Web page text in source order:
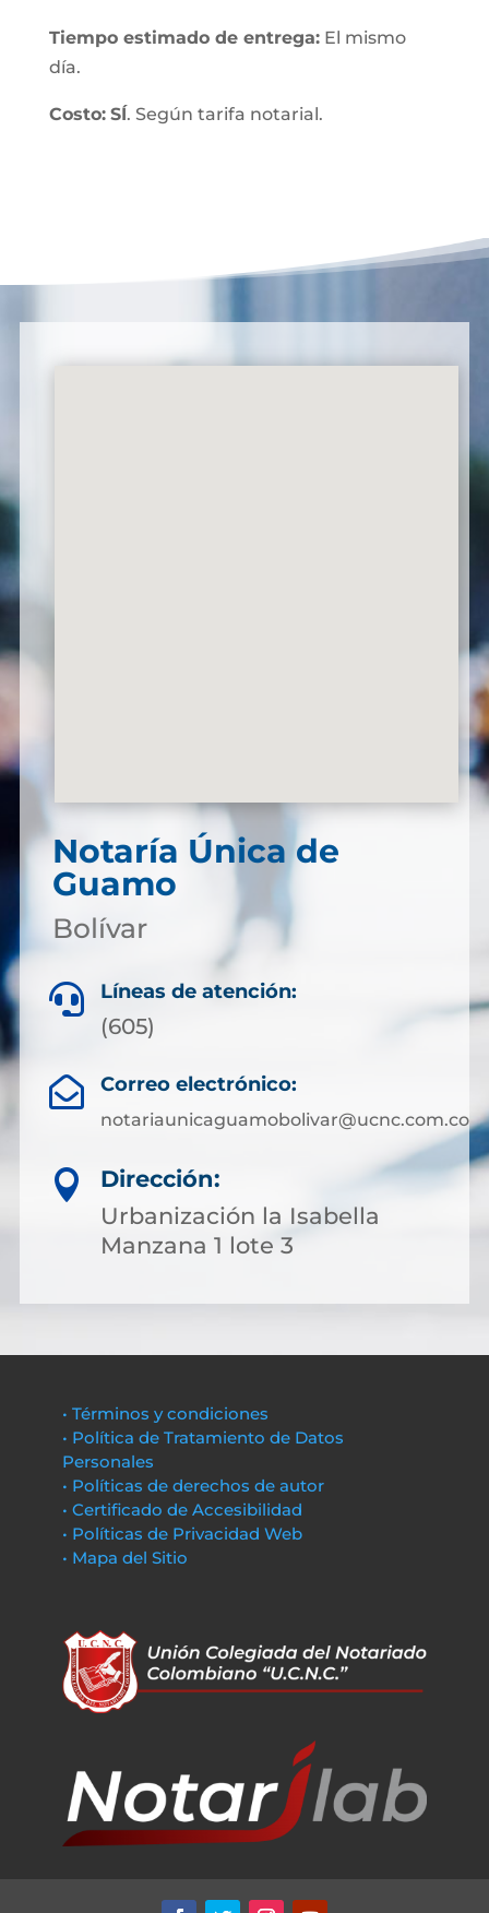
Tiempo estimado de entrega:El mismo
día.
Costo: SÍ. Según tarifa notarial.
Notaría Única de
Guamo
Bolívar
 Líneas de atención:
(605)
 Correo electrónico:
notariaunicaguamobolivar@ucnc.com.co

Dirección:
Urbanización la Isabella
Manzana 1 lote 3
• Términos y condiciones
• Política de Tratamiento de Datos
Personales
• Políticas de derechos de autor
• Certificado de Accesibilidad
• Políticas de Privacidad Web
• Mapa del Sitio